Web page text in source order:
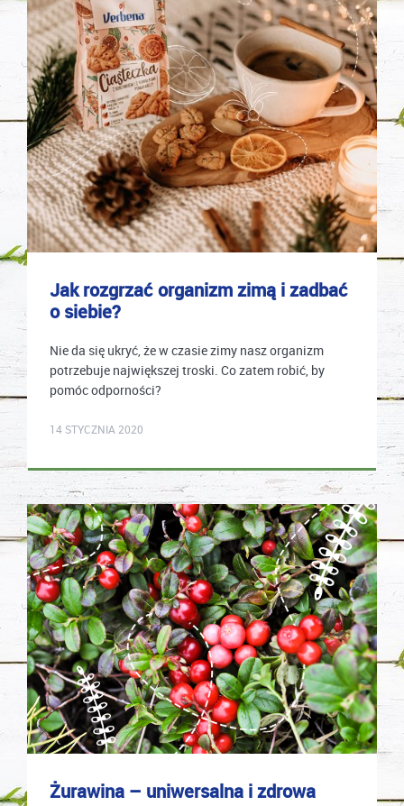
Jak rozgrzać organizm zimą i zadbać
o siebie?
Nie da się ukryć, że w czasie zimy nasz organizm
potrzebuje największej troski. Co zatem robić, by
pomóc odporności?
14 STYCZNIA 2020
Żurawina – uniwersalna i zdrowa